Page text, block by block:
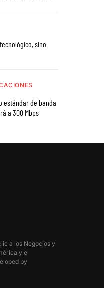
sino
estándar de banda
a 300 Mbps
a los Negocios y
y el
by